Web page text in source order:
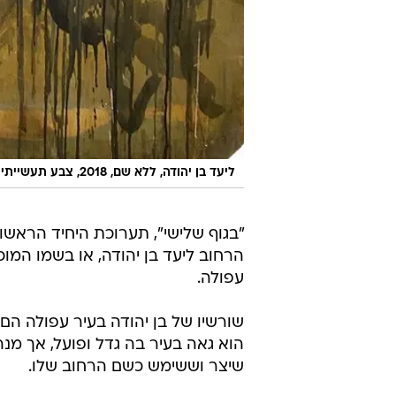
ליעד בן יהודה, ללא שם, 2018, צבע תעשייתי ומרקר על עץ לבוד
"בגוף שלישי", תערוכת היחיד
עפולה.
שורשיו של בן יהודה בעיר עפולה
הוא גאה בעיר בה גדל ופועל, אך
שיצר וששימש כשם הרחוב שלו.